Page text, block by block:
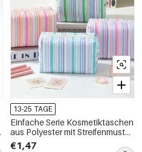
13-25 TAGE
Einfache Serie Kosmetiktaschen
aus Polyester mit Streifenmuster
in verschiedenen Farben
€1,47